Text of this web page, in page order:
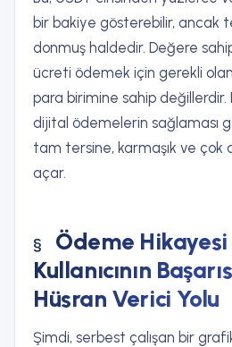
bir bakiye gösterebilir, ancak
donmuş haldedir. Değere
ücreti ödemek için gerekli olan
para birimine sahip değillerdir.
dijital ödemelerin sağlaması
tam tersine, karmaşık ve çok
açar.
Ödeme
Kullanıcının
Hüsran Verici Yolu
Şimdi, serbest çalışan bir grafik